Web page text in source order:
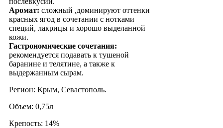
Аромат: сложный ,доминируют оттенки
красных ягод в сочетании с нотками
специй, лакрицы и хорошо выделанной
кожи.
Гастрономические сочетания:
рекомендуется подавать к тушеной
баранине и телятине, а также к
выдержанным сырам.
Регион: Крым, Севастополь.
Объем: 0,75л
Крепость: 14%